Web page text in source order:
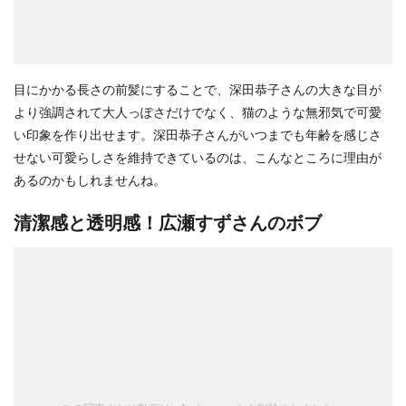
目にかかる長さの前髪にすることで、深田恭子さんの大きな目が
より強調されて大人っぽさだけでなく、猫のような無邪気で可愛
い印象を作り出せます。深田恭子さんがいつまでも年齢を感じさ
せない可愛らしさを維持できているのは、こんなところに理由が
あるのかもしれませんね。
清潔感と透明感！広瀬すずさんのボブ